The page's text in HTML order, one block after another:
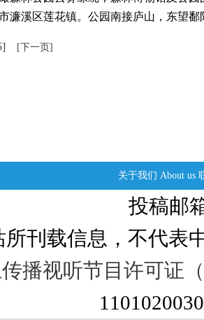
濂溪区莲花镇。公园南接庐山，东望
[下一页]
关于我们 About us
投稿邮
所刊载信息，不代表
播视听节目许可证